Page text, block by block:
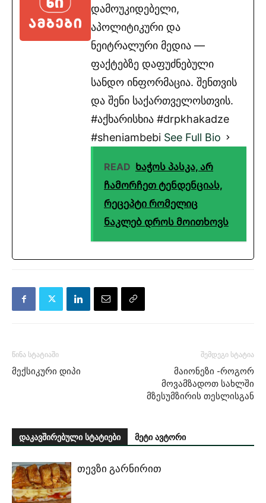
დამოუკიდებელი,
აპოლიტიკური და
ნეიტრალური მედია —
ფაქტებზე დაფუძნებული
სანდო ინფორმაცია. შენთვის
და შენი საქართველოსთვის.
#აქხარისხია #drpkhakadze
#sheniambebi See Full Bio
READ Ხაჭოს პასკა, არ
ჩამორჩეთ ტენდენციას,
რეცეპტი რომელიც
ნაკლებ დროს მოითხოვს
წინა სტატიაში
მექსიკური დიპი
შემდეგი სტატია
მაიონეზი -როგორ
მოვამზადოთ სახლში
მზესუმზირის თესლისგან
დაკავშირებული სტატიები მეტი ავტორი
თევზი გარნირით